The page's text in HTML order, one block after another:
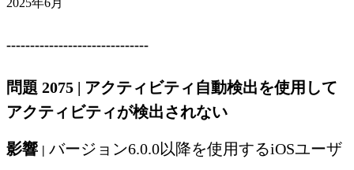
2025年6月
------------------------------
問題 2075 | アクティビティ自動検出を使用して
アクティビティが検出されない
影響 | バージョン6.0.0以降を使用するiOSユーザ